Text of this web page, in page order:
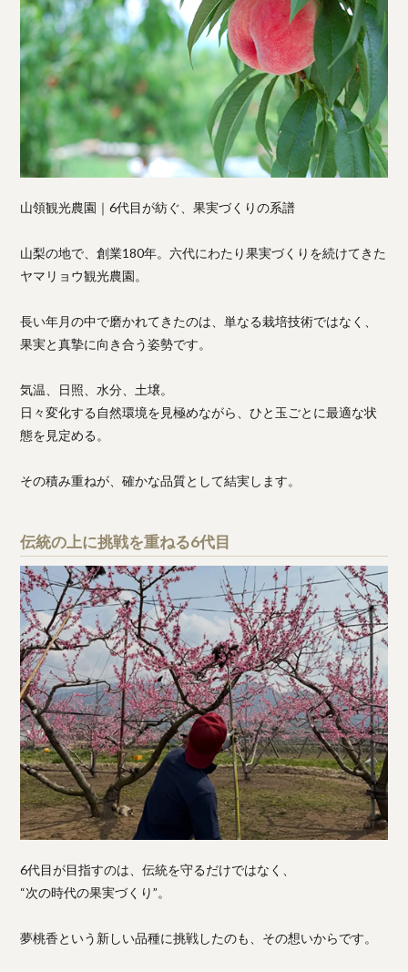
山領観光農園｜6代目が紡ぐ、果実づくりの系譜
山梨の地で、創業180年。六代にわたり果実づくりを続けてきた
ヤマリョウ観光農園。
長い年月の中で磨かれてきたのは、単なる栽培技術ではなく、
果実と真摯に向き合う姿勢です。
気温、日照、水分、土壌。
日々変化する自然環境を見極めながら、ひと玉ごとに最適な状
態を見定める。
その積み重ねが、確かな品質として結実します。
伝統の上に挑戦を重ねる6代目
6代目が目指すのは、伝統を守るだけではなく、
“次の時代の果実づくり”。
夢桃香という新しい品種に挑戦したのも、その想いからです。